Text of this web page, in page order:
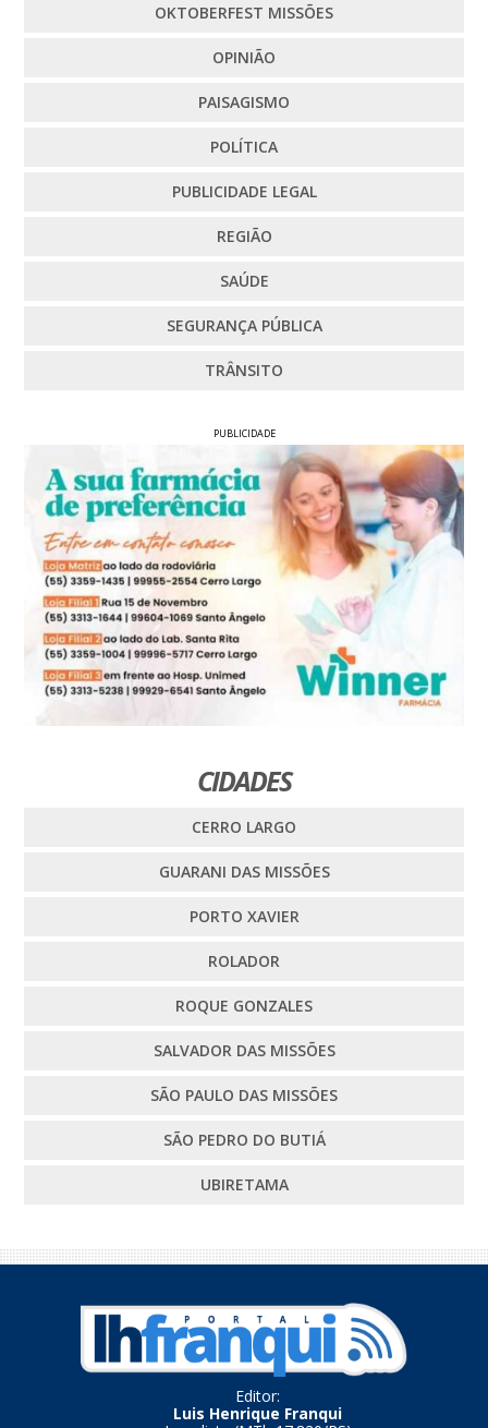
OKTOBERFEST MISSÕES
OPINIÃO
PAISAGISMO
POLÍTICA
PUBLICIDADE LEGAL
REGIÃO
SAÚDE
SEGURANÇA PÚBLICA
TRÂNSITO
PUBLICIDADE
CIDADES
CERRO LARGO
GUARANI DAS MISSÕES
PORTO XAVIER
ROLADOR
ROQUE GONZALES
SALVADOR DAS MISSÕES
SÃO PAULO DAS MISSÕES
SÃO PEDRO DO BUTIÁ
UBIRETAMA
Editor:
Luis Henrique Franqui